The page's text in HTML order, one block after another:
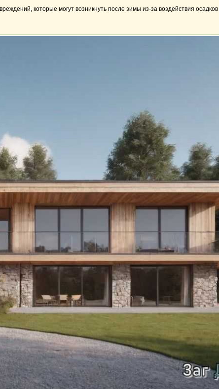
которые могут возникнуть после зимы из-за воздействия